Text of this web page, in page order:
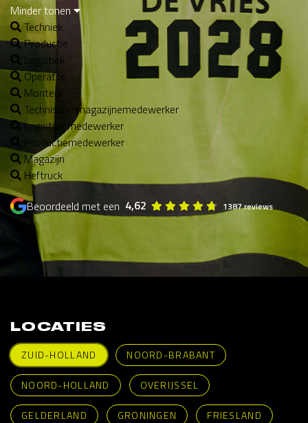
Minder tonen
Techniek
Productie
Logistiek
Operator
Monteur
Technische magazijnemedewerker
Logistiek medewerker
Productiemedewerker
Magazijn
Heftruck
Beoordeeld met een 4,62 1387 reviews
LOCATIES
ZUID-HOLLAND
NOORD-BRABANT
NOORD-HOLLAND OVERIJSSEL
GELDERLAND GRONINGEN FRIESLAND